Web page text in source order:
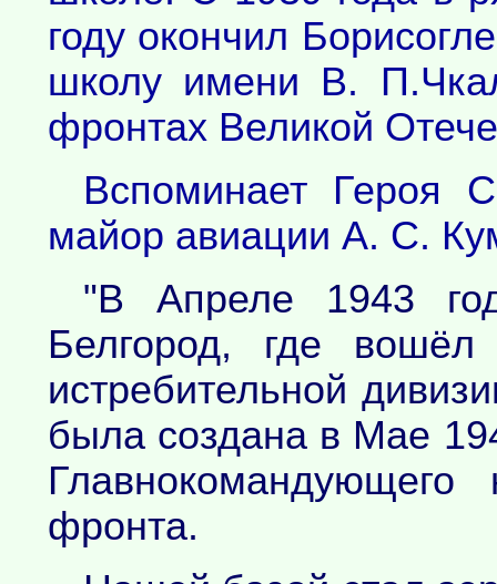
году окончил
школу имени В.
фронтах Великой
Вспоминает Героя
майор авиации А. С.
"В Апреле 1943
Белгород, где
истребительной
была создана в Мае
фронта.